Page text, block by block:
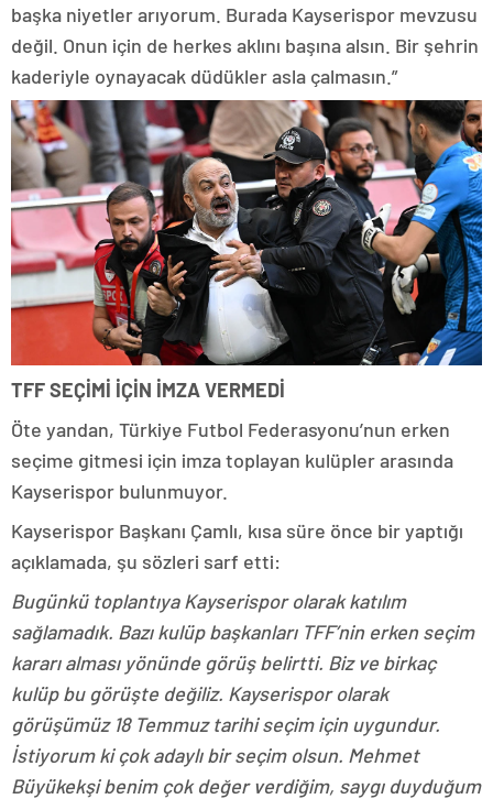
başka niyetler arıyorum. Burada Kayserispor mevzusu
değil. Onun için de herkes aklını başına alsın. Bir şehrin
kaderiyle oynayacak düdükler asla çalmasın.”
TFF SEÇİMİ İÇİN İMZA VERMEDİ
Öte yandan, Türkiye Futbol Federasyonu’nun erken
seçime gitmesi için imza toplayan kulüpler arasında
Kayserispor bulunmuyor.
Kayserispor Başkanı Çamlı, kısa süre önce bir yaptığı
açıklamada, şu sözleri sarf etti:
Bugünkü toplantıya Kayserispor olarak katılım
sağlamadık. Bazı kulüp başkanları TFF’nin erken seçim
kararı alması yönünde görüş belirtti. Biz ve birkaç
kulüp bu görüşte değiliz. Kayserispor olarak
görüşümüz 18 Temmuz tarihi seçim için uygundur.
İstiyorum ki çok adaylı bir seçim olsun. Mehmet
Büyükekşi benim çok değer verdiğim, saygı duyduğum